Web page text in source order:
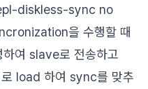
diskless-sync no
을 수행할 때
여 slave로 전송하고
load 하여 sync를 맞추